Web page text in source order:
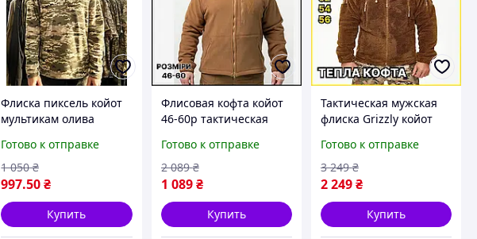
Флиска пиксель койот
мультикам олива
Готово к отправке
997.50₴
1 050 ₴
Купить
Флисовая кофта койот
46-60р тактическая
койот на молнии с
велкро панелями Р/В
Готово к отправке
1 089 ₴
2 089 ₴
Купить
Тактическая мужская
флиска Grizzly койот
военная армейская
кофта на молнии Р/В
Готово к отправке
2 249₴
3 249 ₴
Купить